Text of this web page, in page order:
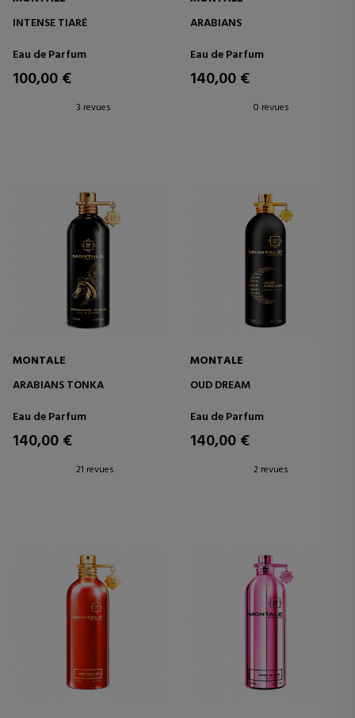
INTENSE TIARÉ
Eau de Parfum
100,00 €
3 revues
ARABIANS
Eau de Parfum
140,00 €
0 revues
MONTALE
ARABIANS TONKA
Eau de Parfum
140,00 €
21 revues
MONTALE
OUD DREAM
Eau de Parfum
140,00 €
2 revues